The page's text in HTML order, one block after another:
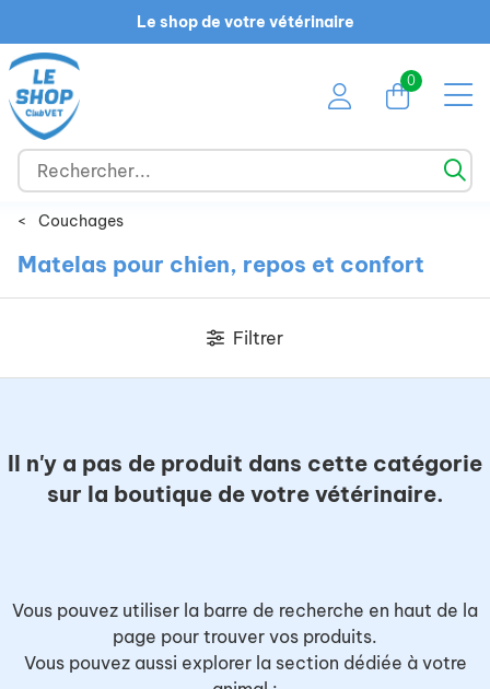
Le shop de votre vétérinaire
0
< Couchages
Matelas pour chien, repos et confort
Filtrer
Il n'y a pas de produit dans cette catégorie
sur la boutique de votre vétérinaire.
Vous pouvez utiliser la barre de recherche en haut de la
page pour trouver vos produits.
Vous pouvez aussi explorer la section dédiée à votre